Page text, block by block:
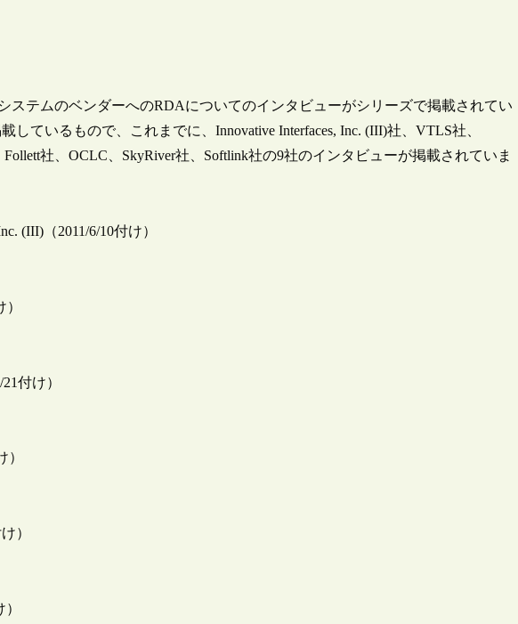
ステムのベンダーへのRDAについてのインタビューがシリーズで掲載されてい
しているもので、これまでに、Innovative Interfaces, Inc. (III)社、VTLS社、
社、OCLC、SkyRiver社、Softlink社の9社のインタビューが掲載されていま
(III)（2011/6/10付け）
付け）
）
）